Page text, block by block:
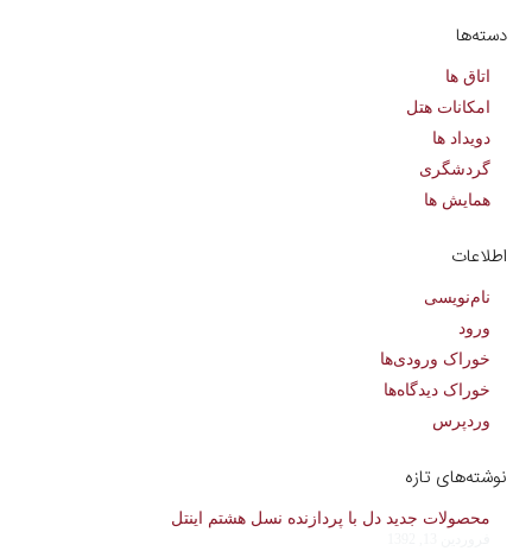
دسته‌ها
اتاق ها
امکانات هتل
دویداد ها
گردشگری
همایش ها
اطلاعات
نام‌نویسی
ورود
خوراک ورودی‌ها
خوراک دیدگاه‌ها
وردپرس
نوشته‌های تازه
محصولات جدید دل با پردازنده نسل هشتم اینتل